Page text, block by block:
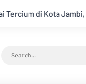
Puncak Kemarau